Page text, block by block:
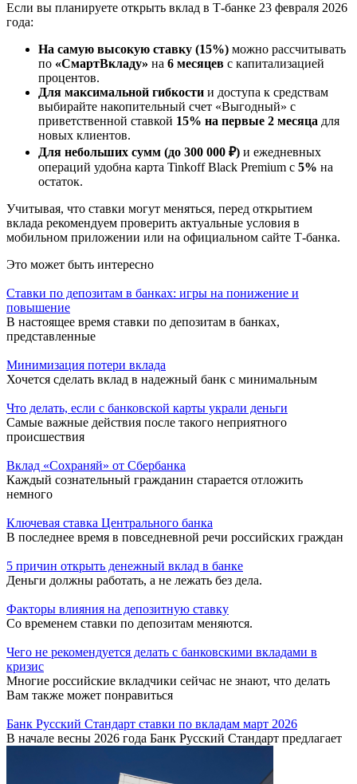
Если вы планируете открыть вклад в Т-банке 23 февраля 2026
года:
На самую высокую ставку (15%) можно рассчитывать
по «СмартВкладу» на 6 месяцев с капитализацией
процентов.
Для максимальной гибкости и доступа к средствам
выбирайте накопительный счет «Выгодный» с
приветственной ставкой 15% на первые 2 месяца для
новых клиентов.
Для небольших сумм (до 300 000 ₽) и ежедневных
операций удобна карта Tinkoff Black Premium с 5% на
остаток.
Учитывая, что ставки могут меняться, перед открытием
вклада рекомендуем проверить актуальные условия в
мобильном приложении или на официальном сайте Т-банка.
Это может быть интересно
Ставки по депозитам в банках: игры на понижение и
повышение
В настоящее время ставки по депозитам в банках,
представленные
Минимизация потери вклада
Хочется сделать вклад в надежный банк с минимальным
Что делать, если с банковской карты украли деньги
Самые важные действия после такого неприятного
происшествия
Вклад «Сохраняй» от Сбербанка
Каждый сознательный гражданин старается отложить
немного
Ключевая ставка Центрального банка
В последнее время в повседневной речи российских граждан
5 причин открыть денежный вклад в банке
Деньги должны работать, а не лежать без дела.
Факторы влияния на депозитную ставку
Со временем ставки по депозитам меняются.
Чего не рекомендуется делать с банковскими вкладами в
кризис
Многие российские вкладчики сейчас не знают, что делать
Вам также может понравиться
Банк Русский Стандарт ставки по вкладам март 2026
В начале весны 2026 года Банк Русский Стандарт предлагает